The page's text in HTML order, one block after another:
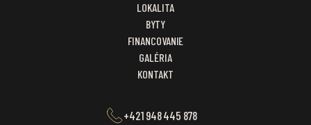
LOKALITA
BYTY
FINANCOVANIE
GALÉRIA
KONTAKT
+421 948 445 878